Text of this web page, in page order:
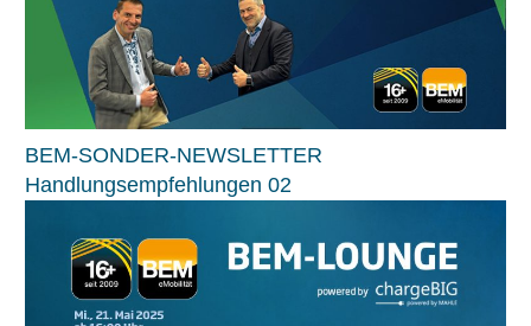
BEM-SONDER-NEWSLETTER
Handlungsempfehlungen 02